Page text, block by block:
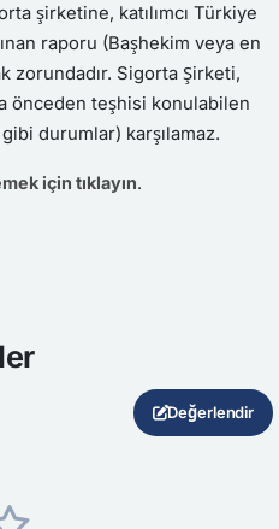
şirketine, katılımcı Türkiye
raporu (Başhekim veya en
zorundadır. Sigorta Şirketi,
önceden teşhisi konulabilen
durumlar) karşılamaz.
için tıklayın.
Değerlendir